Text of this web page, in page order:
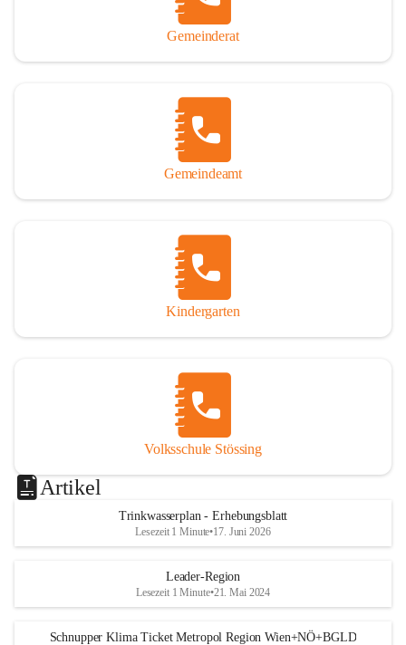
Gemeinderat
Gemeindeamt
Kindergarten
Volksschule Stössing
Artikel
Trinkwasserplan - Erhebungsblatt
Lesezeit 1 Minute•17. Juni 2026
Leader-Region
Lesezeit 1 Minute•21. Mai 2024
Schnupper Klima Ticket Metropol Region Wien+NÖ+BGLD